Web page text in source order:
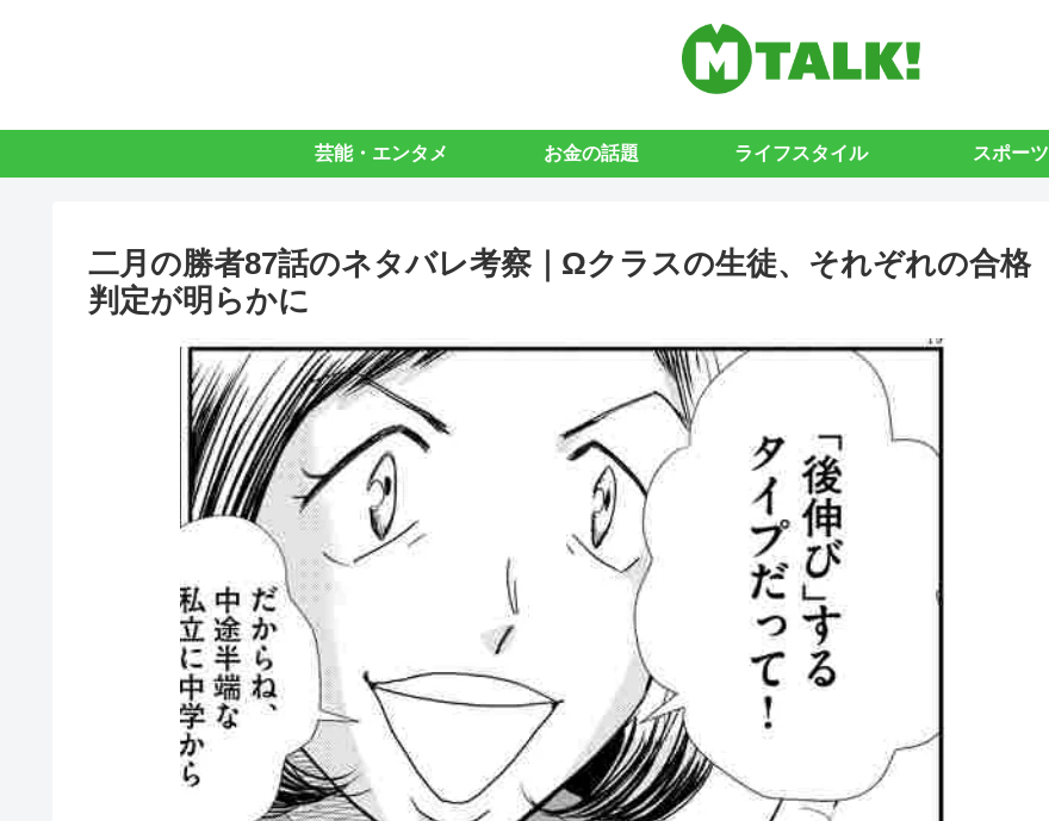
芸能・エンタメ お金の話題 ライフスタイル スポーツ
二月の勝者87話のネタバレ考察｜Ωクラスの生徒、それぞれの合格
判定が明らかに